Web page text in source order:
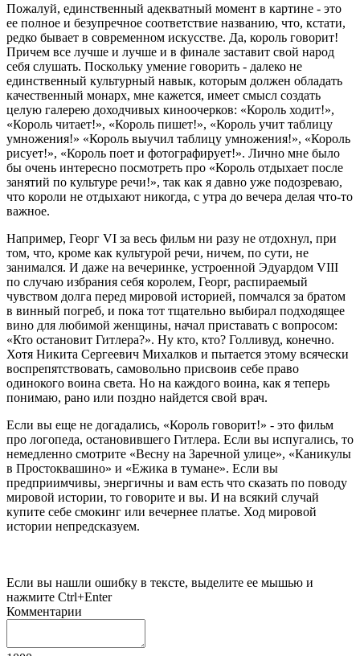
Пожалуй, единственный адекватный момент в картине - это
ее полное и безупречное соответствие названию, что, кстати,
редко бывает в современном искусстве. Да, король говорит!
Причем все лучше и лучше и в финале заставит свой народ
себя слушать. Поскольку умение говорить - далеко не
единственный культурный навык, которым должен обладать
качественный монарх, мне кажется, имеет смысл создать
целую галерею доходчивых киноочерков: «Король ходит!»,
«Король читает!», «Король пишет!», «Король учит таблицу
умножения!» «Король выучил таблицу умножения!», «Король
рисует!», «Король поет и фотографирует!». Лично мне было
бы очень интересно посмотреть про «Король отдыхает после
занятий по культуре речи!», так как я давно уже подозреваю,
что короли не отдыхают никогда, с утра до вечера делая что-то
важное.
Например, Георг VI за весь фильм ни разу не отдохнул, при
том, что, кроме как культурой речи, ничем, по сути, не
занимался. И даже на вечеринке, устроенной Эдуардом VIII
по случаю избрания себя королем, Георг, распираемый
чувством долга перед мировой историей, помчался за братом
в винный погреб, и пока тот тщательно выбирал подходящее
вино для любимой женщины, начал приставать с вопросом:
«Кто остановит Гитлера?». Ну кто, кто? Голливуд, конечно.
Хотя Никита Сергеевич Михалков и пытается этому всячески
воспрепятствовать, самовольно присвоив себе право
одинокого воина света. Но на каждого воина, как я теперь
понимаю, рано или поздно найдется свой врач.
Если вы еще не догадались, «Король говорит!» - это фильм
про логопеда, остановившего Гитлера. Если вы испугались, то
немедленно смотрите «Весну на Заречной улице», «Каникулы
в Простоквашино» и «Ежика в тумане». Если вы
предприимчивы, энергичны и вам есть что сказать по поводу
мировой истории, то говорите и вы. И на всякий случай
купите себе смокинг или вечернее платье. Ход мировой
истории непредсказуем.
Если вы нашли ошибку в тексте, выделите ее мышью и
нажмите Ctrl+Enter
Комментарии